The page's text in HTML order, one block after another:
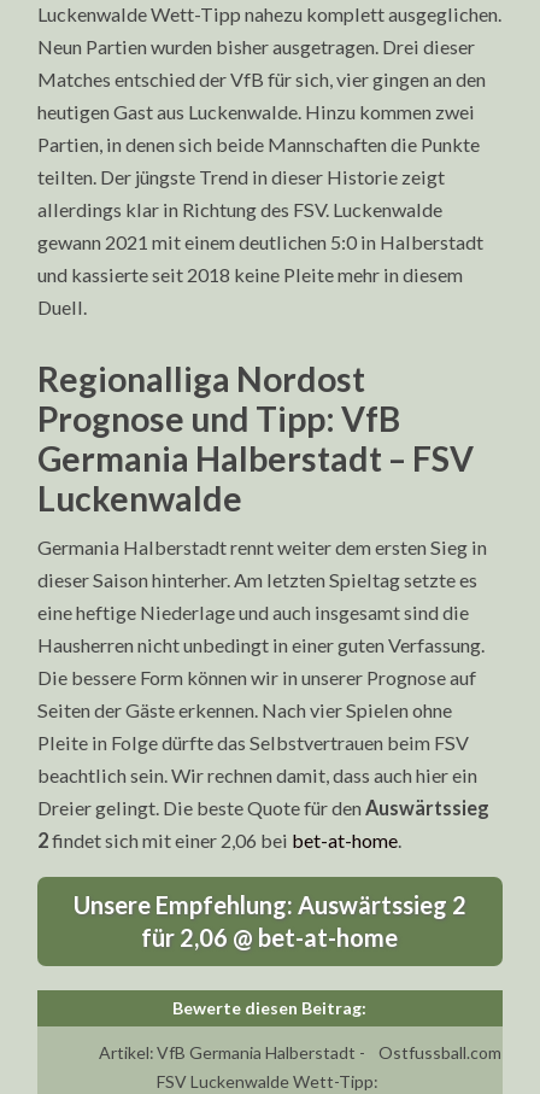
Luckenwalde Wett-Tipp nahezu komplett ausgeglichen.
Neun Partien wurden bisher ausgetragen. Drei dieser
Matches entschied der VfB für sich, vier gingen an den
heutigen Gast aus Luckenwalde. Hinzu kommen zwei
Partien, in denen sich beide Mannschaften die Punkte
teilten. Der jüngste Trend in dieser Historie zeigt
allerdings klar in Richtung des FSV. Luckenwalde
gewann 2021 mit einem deutlichen 5:0 in Halberstadt
und kassierte seit 2018 keine Pleite mehr in diesem
Duell.
Regionalliga Nordost
Prognose und Tipp: VfB
Germania Halberstadt – FSV
Luckenwalde
Germania Halberstadt rennt weiter dem ersten Sieg in
dieser Saison hinterher. Am letzten Spieltag setzte es
eine heftige Niederlage und auch insgesamt sind die
Hausherren nicht unbedingt in einer guten Verfassung.
Die bessere Form können wir in unserer Prognose auf
Seiten der Gäste erkennen. Nach vier Spielen ohne
Pleite in Folge dürfte das Selbstvertrauen beim FSV
beachtlich sein. Wir rechnen damit, dass auch hier ein
Dreier gelingt. Die beste Quote für den Auswärtssieg
2findet sich mit einer 2,06 bei bet-at-home
Unsere Empfehlung: Auswärtssieg 2
für 2,06 @ bet-at-home
Artikel:VfB Germania Halberstadt -
FSV Luckenwalde Wett-Tipp:
Ostfussball.com